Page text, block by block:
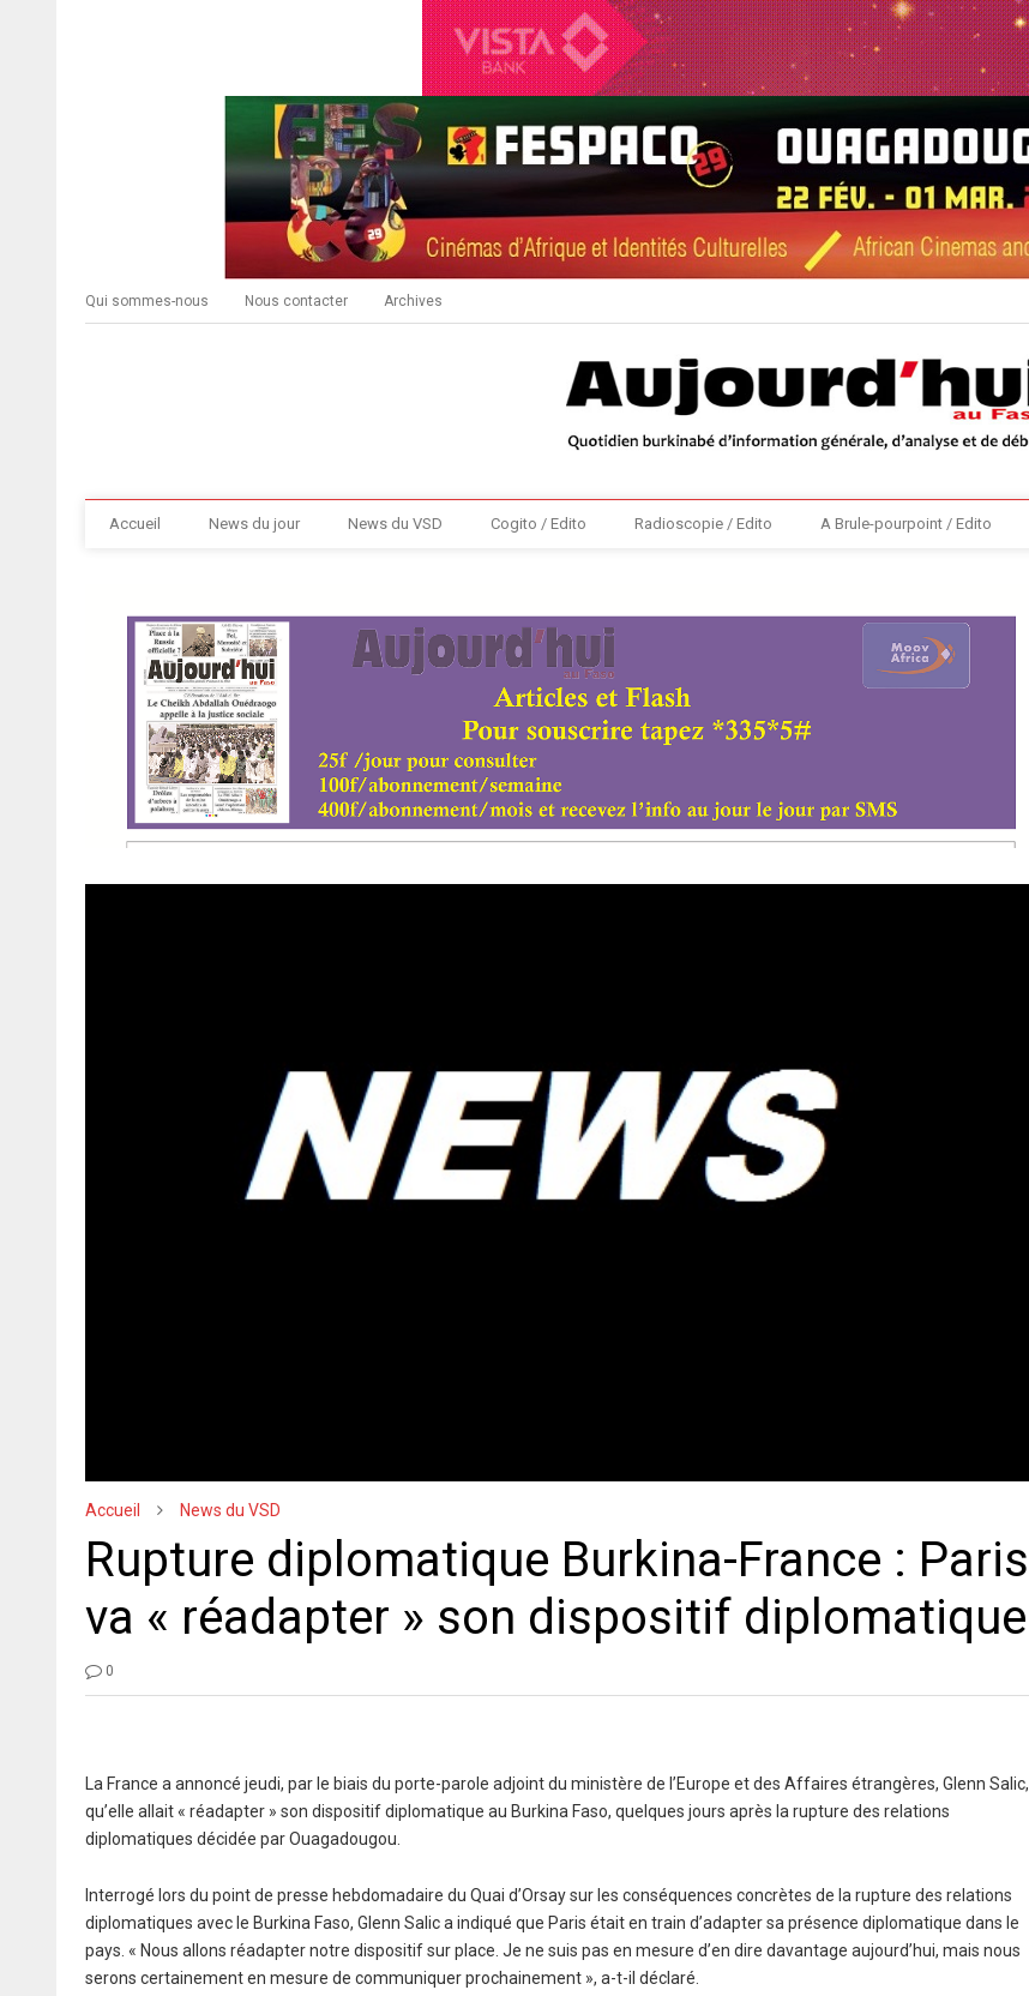
Qui sommes-nous Nous contacter Archives
Accueil News du jour News du VSD Cogito / Edito Radioscopie / Edito A Brule-pourpoint / Edito
Accueil News du VSD
Rupture diplomatique Burkina-France : Paris
va « réadapter » son dispositif diplomatique
0
La France a annoncé jeudi, par le biais du porte-parole adjoint du ministère de l’Europe et des Affaires étrangères, Glenn Salic,
qu’elle allait « réadapter » son dispositif diplomatique au Burkina Faso, quelques jours après la rupture des relations
diplomatiques décidée par Ouagadougou.
Interrogé lors du point de presse hebdomadaire du Quai d’Orsay sur les conséquences concrètes de la rupture des relations
diplomatiques avec le Burkina Faso, Glenn Salic a indiqué que Paris était en train d’adapter sa présence diplomatique dans le
pays. « Nous allons réadapter notre dispositif sur place. Je ne suis pas en mesure d’en dire davantage aujourd’hui, mais nous
serons certainement en mesure de communiquer prochainement », a-t-il déclaré.